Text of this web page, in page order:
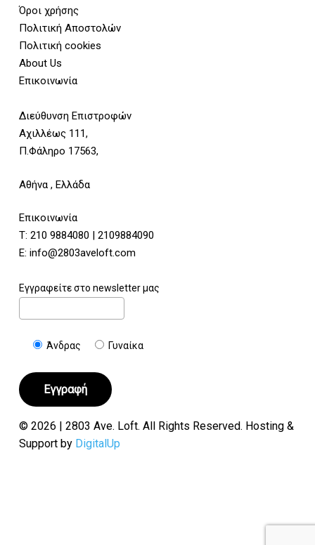
Όροι χρήσης
Πολιτική Αποστολών
Πολιτική cookies
About Us
Επικοινωνία
Διεύθυνση Επιστροφών
Αχιλλέως 111,
Π.Φάληρο 17563,
Αθήνα , Ελλάδα
Επικοινωνία
Τ: 210 9884080 | 2109884090
E: info@2803aveloft.com
Εγγραφείτε στο newsletter μας
Άνδρας Γυναίκα
© 2026 | 2803 Ave. Loft. All Rights Reserved. Hosting &
Support by DigitalUp